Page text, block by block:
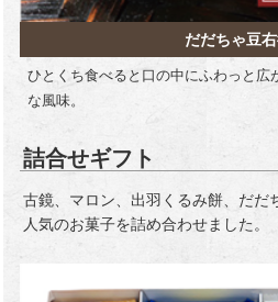
だだちゃ豆
ひとくち食べると口の中にふわっと広
な風味。
詰合せギフト
古鏡、マロン、出羽くるみ餅、だだ
人気のお菓子を詰め合わせました。